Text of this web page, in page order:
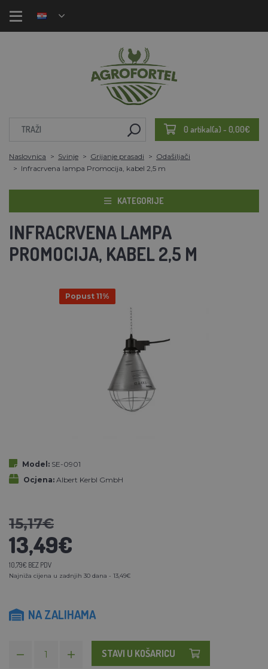
0 artikal(a) - 0,00€
Naslovnica Svinje Grijanje prasadi
Odašiljači
Infracrvena lampa Promocija, kabel 2,5 m
KATEGORIJE
INFRACRVENA LAMPA
PROMOCIJA, KABEL 2,5 M
Popust 11%
Model: SE-0901
Ocjena: Albert Kerbl GmbH
15,17€
13,49€
10,79€ BEZ PDV
Najniža cijena u zadnjih 30 dana - 13,49€
NA ZALIHAMA
STAVI U KOŠARICU